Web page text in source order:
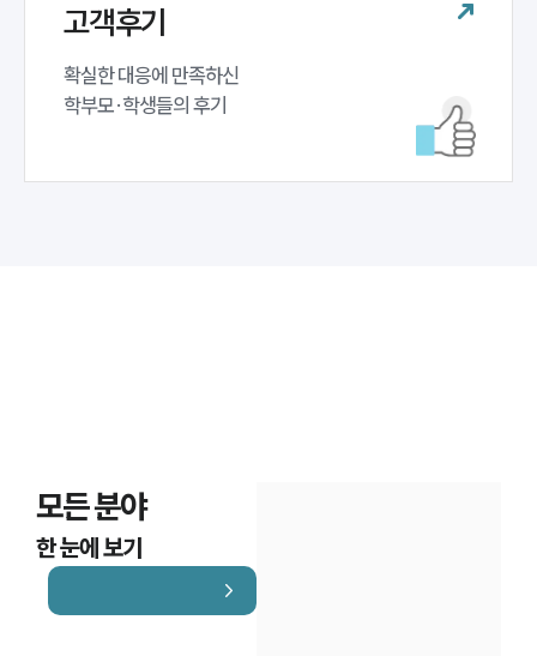
고객후기
확실한 대응에 만족하신
학부모·학생들의 후기
모든 분야
한 눈에 보기